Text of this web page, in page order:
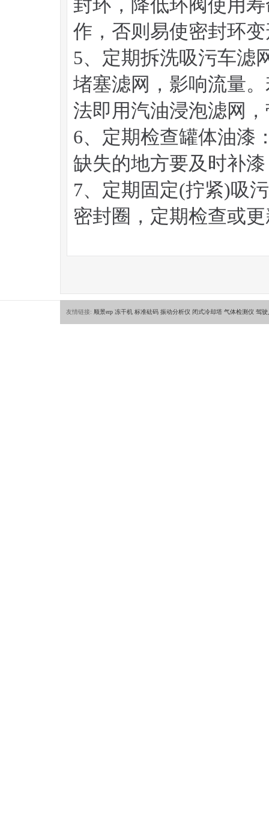
封环，降低环阀使用
作，否则易使密封环
5、定期拆洗吸污车滤
堵塞滤网，影响流量
法即用汽油浸泡滤网
6、定期检查罐体油漆
缺失的地方要及时补
7、定期固定(拧紧)吸
密封圈，定期检查或
友情链接: 顺景erp 冻干机 标准砝码 振动分析仪 闭式冷却塔 气体检测仪 驾驶